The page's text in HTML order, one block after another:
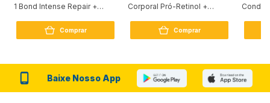
1 Bond Intense Repair +
Comprar
Corporal Pró-Retinol +
Comprar
Baixe Nosso App